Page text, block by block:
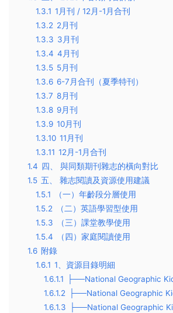
1.3.1 1月刊 / 12月-1月合刊
1.3.2 2月刊
1.3.3 3月刊
1.3.4 4月刊
1.3.5 5月刊
1.3.6 6-7月合刊（夏季特刊）
1.3.7 8月刊
1.3.8 9月刊
1.3.9 10月刊
1.3.10 11月刊
1.3.11 12月-1月合刊
1.4 四、 與同類期刊雜志的橫向對比
1.5 五、 雜志閱讀及資源使用建議
1.5.1
（一）年齡段分層使用
1.5.2
（二）英語學習型使用
1.5.3
（三）課堂教學使用
1.5.4
（四）家庭閱讀使用
1.6 附錄
1.6.1 1、資源目錄明細
1.6.1.1
├──National Geographic
1.6.1.2
├──National Geographic
1.6.1.3
├──National Geographic